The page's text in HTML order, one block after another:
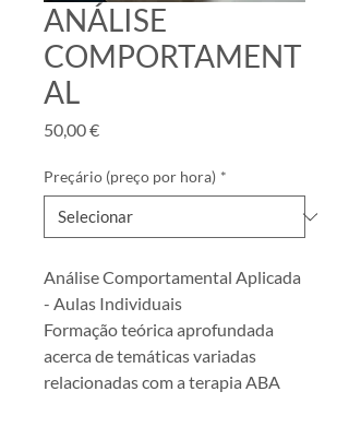
ANÁLISE
COMPORTAMENT
AL
50,00 €Preço
Preçário (preço por hora) *
Análise Comportamental Aplicada
- Aulas Individuais
Formação teórica aprofundada
acerca de temáticas variadas
relacionadas com a terapia ABA